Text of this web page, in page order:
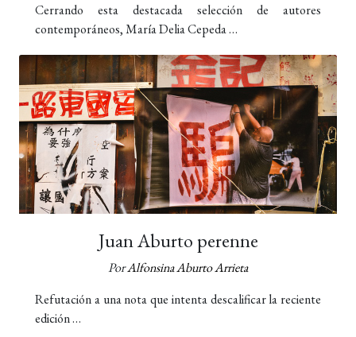
Cerrando esta destacada selección de autores
contemporáneos, María Delia Cepeda …
Juan Aburto perenne
PorAlfonsina Aburto Arrieta
Refutación a una nota que intenta descalificar la reciente
edición …